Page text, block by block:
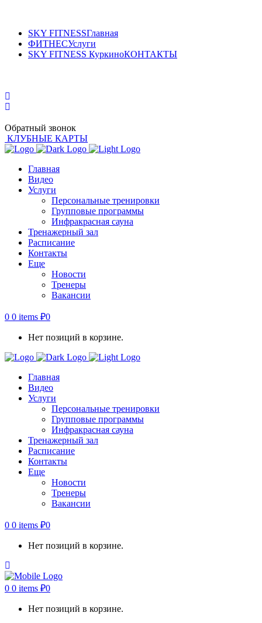
SKY FITNESSГлавная
ФИТНЕСУслуги
SKY FITNESS КуркиноКОНТАКТЫ
Обратный звонок
КЛУБНЫЕ КАРТЫ
Главная
Видео
Услуги
Персональные тренировки
Групповые программы
Инфракрасная сауна
Тренажерный зал
Расписание
Контакты
Еще
Новости
Тренеры
Вакансии
0 0 items ₽0
Нет позиций в корзине.
Главная
Видео
Услуги
Персональные тренировки
Групповые программы
Инфракрасная сауна
Тренажерный зал
Расписание
Контакты
Еще
Новости
Тренеры
Вакансии
0 0 items ₽0
Нет позиций в корзине.
0 0 items ₽0
Нет позиций в корзине.